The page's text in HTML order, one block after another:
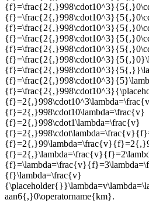
{f}=2{,}998\cdot10\lambda=\frac{v}
{f}=2{,}998\cdot1\lambda=\frac{v}
{f}\lambda=\frac{v}
aan6{,}0\operatorname{km}.